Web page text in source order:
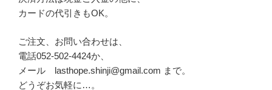
カードの代引きもOK。
ご注文、お問い合わせは、
電話052-502-4424か、
メール lasthope.shinji@gmail.com まで。
どうぞお気軽に…。